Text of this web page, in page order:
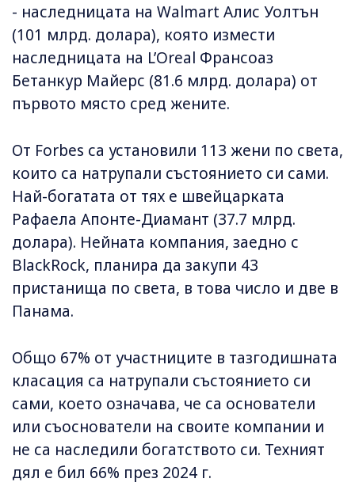
- наследницата на Walmart Алис Уолтън
(101 млрд. долара), която измести
наследницата на L’Oreal Франсоаз
Бетанкур Майерс (81.6 млрд. долара) от
първото място сред жените.
От Forbes са установили 113 жени по света,
които са натрупали състоянието си сами.
Най-богатата от тях е швейцарката
Рафаела Апонте-Диамант (37.7 млрд.
долара). Нейната компания, заедно с
BlackRock, планира да закупи 43
пристанища по света, в това число и две в
Панама.
Общо 67% от участниците в тазгодишната
класация са натрупали състоянието си
сами, което означава, че са основатели
или съоснователи на своите компании и
не са наследили богатството си. Техният
дял е бил 66% през 2024 г.